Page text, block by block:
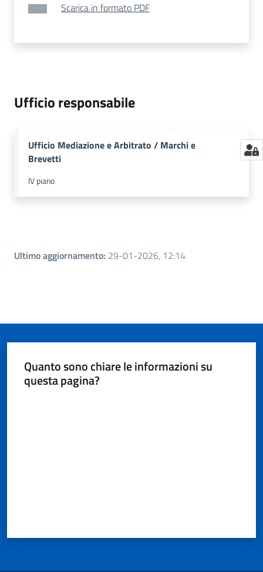
su
Scarica in formato PDF
Ufficio responsabile
Ufficio Mediazione e Arbitrato / Marchi e
Brevetti
IV piano
Ultimo aggiornamento: 29-01-2026, 12:14
Quanto sono chiare le informazioni su
questa pagina?